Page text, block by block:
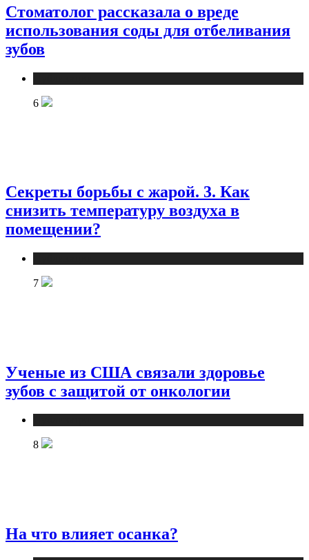
Стоматолог рассказала о вреде
использования соды для отбеливания
зубов
6
Секреты борьбы с жарой. 3. Как
снизить температуру воздуха в
помещении?
7
Ученые из США связали здоровье
зубов с защитой от онкологии
8
На что влияет осанка?